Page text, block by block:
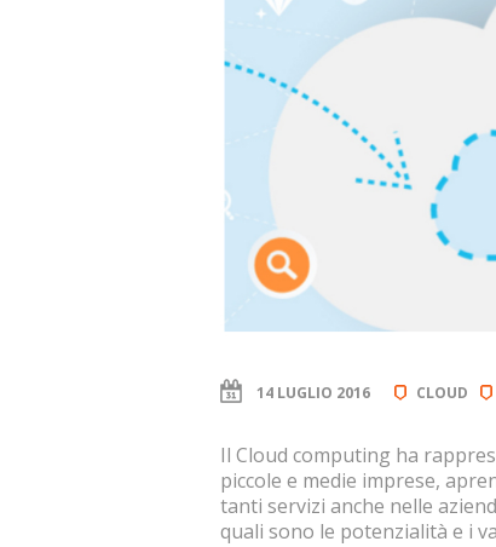
14 LUGLIO 2016 CLOUD
Il Cloud computing ha
piccole e medie imprese,
tanti servizi anche nelle
quali sono le potenzialità e i